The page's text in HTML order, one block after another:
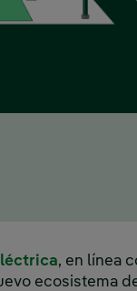
, en línea
ecosistema